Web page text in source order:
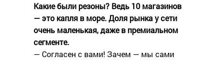
Какие были резоны? Ведь 10 магазинов
— это капля в море. Доля рынка у сети
очень маленькая, даже в премиальном
сегменте.
— Согласен с вами! Зачем — мы сами